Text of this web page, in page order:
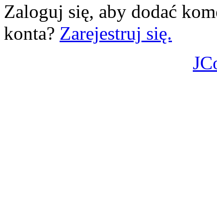
Zaloguj się, aby dodać
konta? Zarejestruj się.